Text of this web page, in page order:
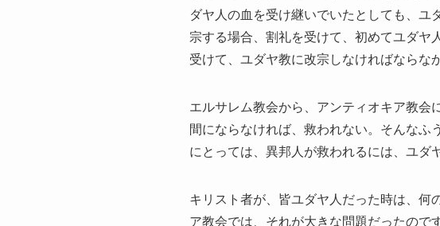
ダヤ人の血を受け継いでいたとしても、ユ
宗する場合、割礼を受けて、初めてユダヤ
受けて、ユダヤ教に改宗しなければならな
エルサレム教会から、アンティオキア教会
間にならなければ、救われない。そんなふ
にとっては、異邦人が救われるには、ユダ
キリスト者が、皆ユダヤ人だった時は、何
ア教会では、それが大きな問題だったのです